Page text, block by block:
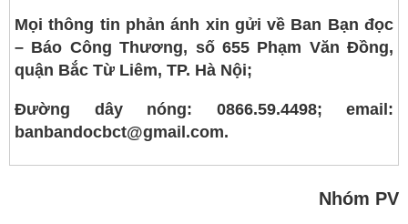
Mọi thông tin phản ánh xin gửi về Ban Bạn đọc
– Báo Công Thương, số 655 Phạm Văn Đồng,
quận Bắc Từ Liêm, TP. Hà Nội;
Đường dây nóng: 0866.59.4498; email:
banbandocbct@gmail.com.
Nhóm PV